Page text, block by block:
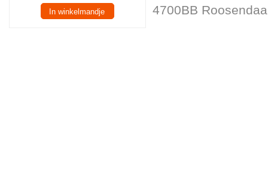
4700BB
In winkelmandje